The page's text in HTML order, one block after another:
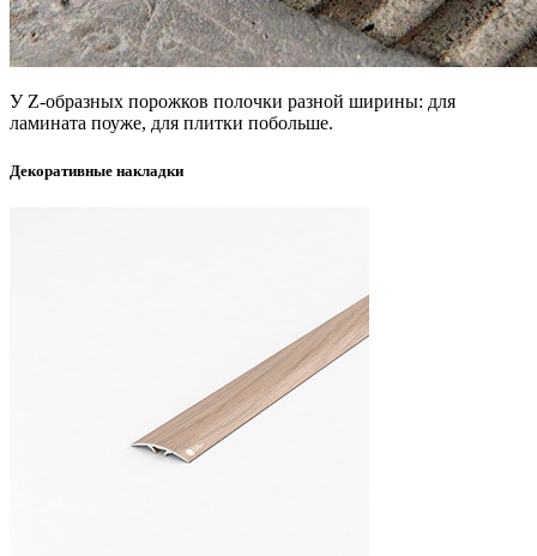
У Z-образных порожков полочки разной ширины: для
ламината поуже, для плитки побольше.
Декоративные накладки